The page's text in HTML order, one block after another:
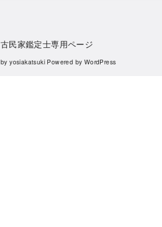
古民家鑑定士専用ページ
byyosiakatsuki Powered by WordPress